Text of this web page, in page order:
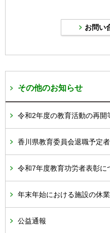
その他のお知らせ
令和2年度の教育活動の再開
香川県教育委員会退職予定
令和7年度教育功労者表彰に
年末年始における施設の休
公益通報